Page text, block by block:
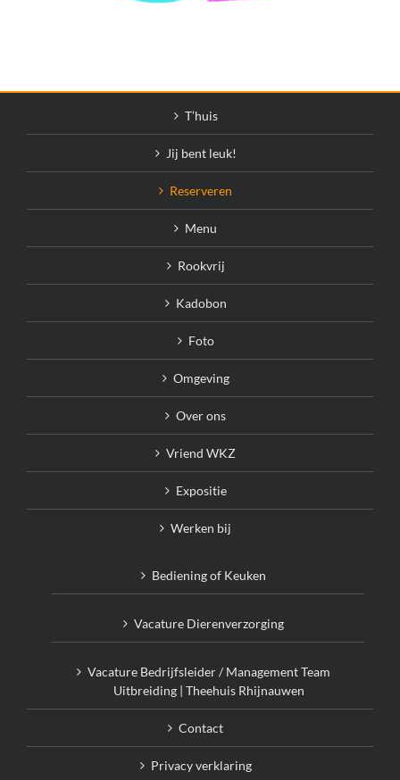
T’huis
Jij bent leuk!
Reserveren
Menu
Rookvrij
Kadobon
Foto
Omgeving
Over ons
Vriend WKZ
Expositie
Werken bij
Bediening of Keuken
Vacature Dierenverzorging
Vacature Bedrijfsleider / Management Team
Uitbreiding | Theehuis Rhijnauwen
Contact
Privacy verklaring